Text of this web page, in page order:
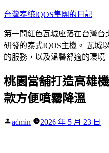
跳
主
要
內
台灣泰統IQOS集團的日記
第一間紅色瓦城座落在台灣台
研發的泰式IQOS主機。 瓦城
的服務，以及溫馨舒適的環境
桃園當舖打造高雄
款方便噴霧降溫
作
admin 2026 年 5 月 23 日